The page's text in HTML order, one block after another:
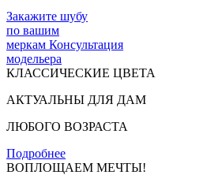
Закажите шубу
по вашим
меркам Консультация
модельера
КЛАССИЧЕСКИЕ ЦВЕТА
АКТУАЛЬНЫ ДЛЯ ДАМ
ЛЮБОГО ВОЗРАСТА
Подробнее
ВОПЛОЩАЕМ МЕЧТЫ!